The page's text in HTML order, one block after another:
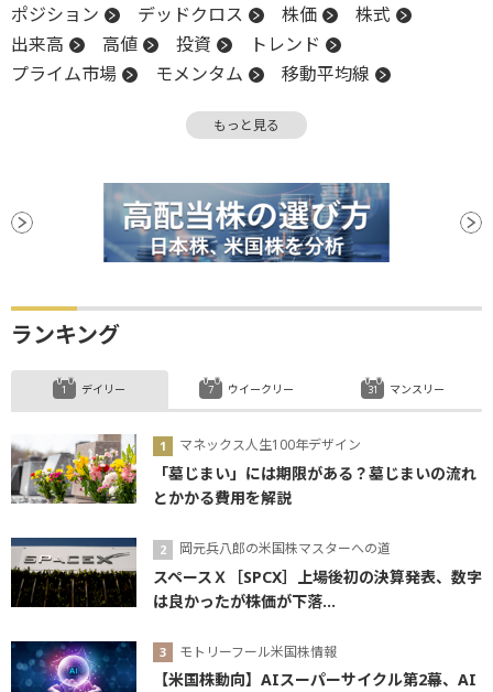
ポジション デッドクロス 株価
株式
出来高
高値 投資
トレンド
プライム市場
モメンタム
移動平均線
もっと見る
ランキング
デイリー
マネックス人生100年デザイン
「墓じまい」には期限がある？墓じまいの流れ
とかかる費用を解説
岡元兵八郎の米国株マスターへの道
スペースＸ［SPCX］上場後初の決算発表、数字
は良かったが株価が下落...
モトリーフール米国株情報
【米国株動向】AIスーパーサイクル第2幕、AI
ウイークリー マンスリー